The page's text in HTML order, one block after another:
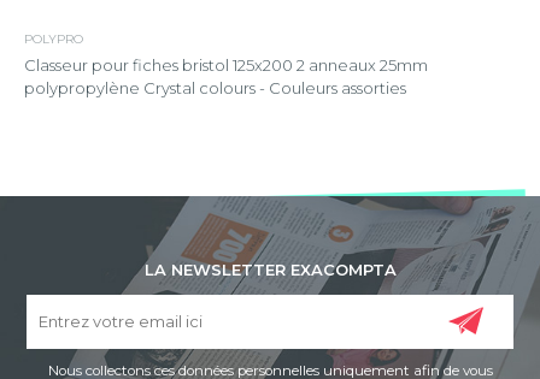
POLYPRO
Classeur pour fiches bristol 125x200 2 anneaux 25mm
polypropylène Crystal colours - Couleurs assorties
LA NEWSLETTER EXACOMPTA
Nous collectons ces données personnelles uniquement afin de vous